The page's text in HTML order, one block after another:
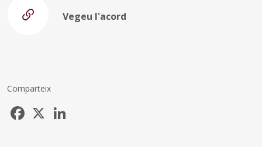
Vegeu l'acord
Comparteix
Facebook